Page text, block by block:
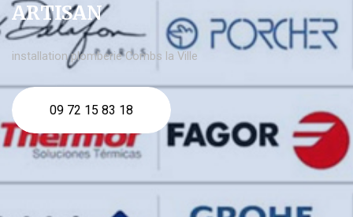
ARTISAN
installation plomberie Combs la Ville
09 72 15 83 18